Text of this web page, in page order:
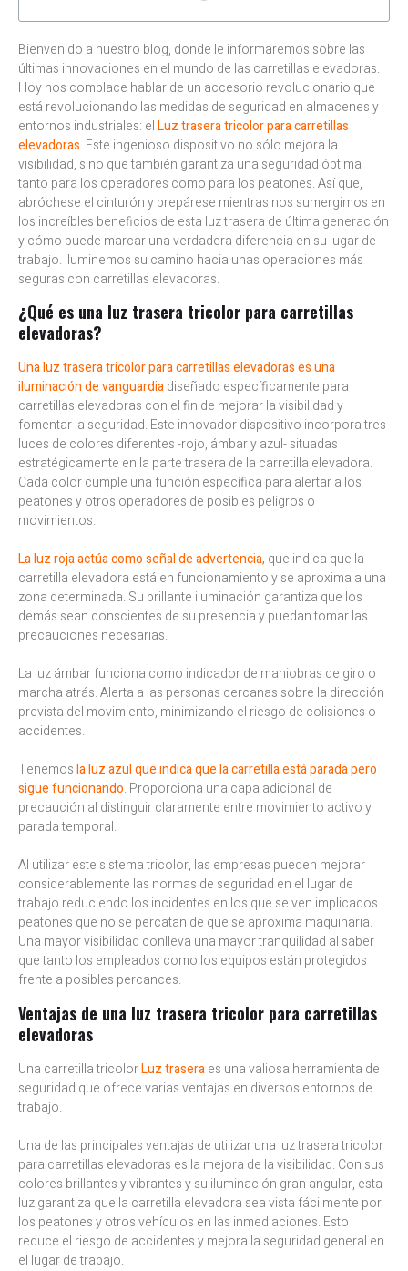
Bienvenido a nuestro blog, donde le informaremos sobre las
últimas innovaciones en el mundo de las carretillas elevadoras.
Hoy nos complace hablar de un accesorio revolucionario que
está revolucionando las medidas de seguridad en almacenes y
entornos industriales: elLuz trasera tricolor para carretillas
elevadoras. Este ingenioso dispositivo no sólo mejora la
visibilidad, sino que también garantiza una seguridad óptima
tanto para los operadores como para los peatones. Así que,
abróchese el cinturón y prepárese mientras nos sumergimos en
los increíbles beneficios de esta luz trasera de última generación
y cómo puede marcar una verdadera diferencia en su lugar de
trabajo. Iluminemos su camino hacia unas operaciones más
seguras con carretillas elevadoras.
¿Qué es una luz trasera tricolor para carretillas
elevadoras?
Una luz trasera tricolor para carretillas elevadoras es una
iluminación de vanguardiadiseñado específicamente para
carretillas elevadoras con el fin de mejorar la visibilidad y
fomentar la seguridad. Este innovador dispositivo incorpora tres
luces de colores diferentes -rojo, ámbar y azul- situadas
estratégicamente en la parte trasera de la carretilla elevadora.
Cada color cumple una función específica para alertar a los
peatones y otros operadores de posibles peligros o
movimientos.
La luz roja actúa como señal de advertencia, que indica que la
carretilla elevadora está en funcionamiento y se aproxima a una
zona determinada. Su brillante iluminación garantiza que los
demás sean conscientes de su presencia y puedan tomar las
precauciones necesarias.
La luz ámbar funciona como indicador de maniobras de giro o
marcha atrás. Alerta a las personas cercanas sobre la dirección
prevista del movimiento, minimizando el riesgo de colisiones o
accidentes.
Tenemosla luz azul que indica que la carretilla está parada pero
sigue funcionando. Proporciona una capa adicional de
precaución al distinguir claramente entre movimiento activo y
parada temporal.
Al utilizar este sistema tricolor, las empresas pueden mejorar
considerablemente las normas de seguridad en el lugar de
trabajo reduciendo los incidentes en los que se ven implicados
peatones que no se percatan de que se aproxima maquinaria.
Una mayor visibilidad conlleva una mayor tranquilidad al saber
que tanto los empleados como los equipos están protegidos
frente a posibles percances.
Ventajas de una luz trasera tricolor para carretillas
elevadoras
Una carretilla tricolorLuz traseraes una valiosa herramienta de
seguridad que ofrece varias ventajas en diversos entornos de
trabajo.
Una de las principales ventajas de utilizar una luz trasera tricolor
para carretillas elevadoras es la mejora de la visibilidad. Con sus
colores brillantes y vibrantes y su iluminación gran angular, esta
luz garantiza que la carretilla elevadora sea vista fácilmente por
los peatones y otros vehículos en las inmediaciones. Esto
reduce el riesgo de accidentes y mejora la seguridad general en
el lugar de trabajo.